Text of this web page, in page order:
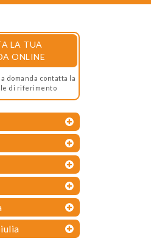
LA TUA
ONLINE
domanda contatta la
di riferimento